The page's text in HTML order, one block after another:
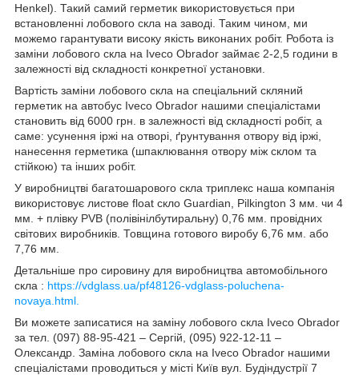
Henkel). Такий самий герметик використовується при
встановленні лобового скла на заводі. Таким чином, ми
можемо гарантувати високу якість виконаних робіт. Робота із
заміни лобового скла на Iveco Obrador займає 2-2,5 години в
залежності від складності конкретної установки.
Вартість заміни лобового скла на спеціальний скляний
герметик на автобус Iveco Obrador нашими спеціалістами
становить від 6000 грн. в залежності від складності робіт, а
саме: усунення іржі на отворі, ґрунтування отвору від іржі,
нанесення герметика (шпаклювання отвору між склом та
стійкою) та інших робіт.
У виробництві багатошарового скла триплекс наша компанія
використовує листове float скло Guardian, Pilkington 3 мм. чи 4
мм. + плівку PVB (полівінілбутиральну) 0,76 мм. провідних
світових виробників. Товщина готового виробу 6,76 мм. або
7,76 мм.
Детальніше про сировину для виробництва автомобільного
скла : https://vdglass.ua/pf48126-vdglass-poluchena-
novaya.html.
Ви можете записатися на заміну лобового скла Iveco Obrador
за тел. (097) 88-95-421 – Сергій, (095) 922-12-11 –
Олександр. Заміна лобового скла на Iveco Obrador нашими
спеціалістами проводиться у місті Київ вул. Будіндустрії 7